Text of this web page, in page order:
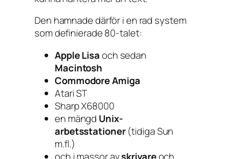
Den hamnade därför i en rad system
som definierade 80-talet:
Apple Lisaoch sedan
Macintosh
Commodore Amiga
Atari ST
Sharp X68000
en mängd Unix-
arbetsstationer(tidiga Sun
m.fl.)
och i massor avskrivareoch